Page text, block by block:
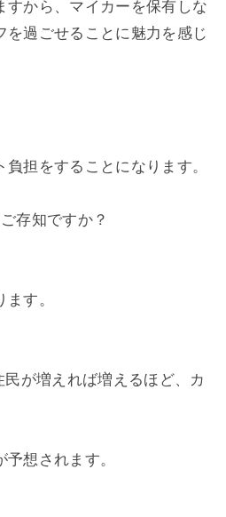
から、マイカーを保有しな
過ごせることに魅力を感じ
担をすることになります。
存知ですか？
す。
が増えれば増えるほど、カ
想されます。